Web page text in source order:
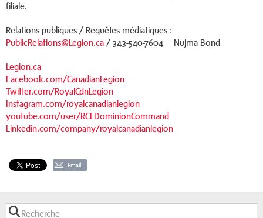
filiale.
Relations publiques / Requêtes médiatiques :
PublicRelations@Legion.ca / 343-540-7604 – Nujma Bond
Legion.ca
Facebook.com/CanadianLegion
Twitter.com/RoyalCdnLegion
Instagram.com/royalcanadianlegion
youtube.com/user/RCLDominionCommand
Linkedin.com/company/royalcanadianlegion
Email